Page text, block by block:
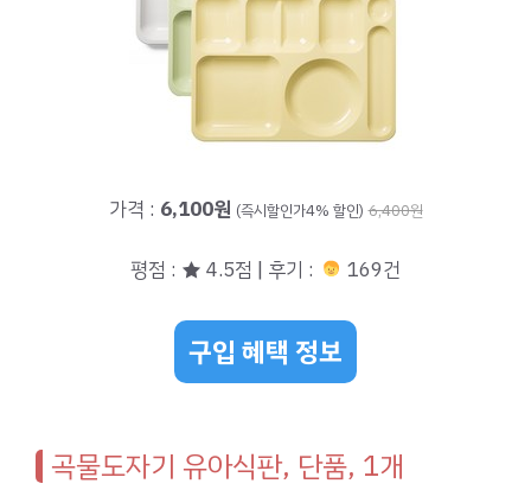
가격 : 6,100원 (즉시할인가4% 할인) 6,400원
평점 : ★ 4.5점 | 후기 : 169건
구입 혜택 정보
곡물도자기 유아식판, 단품, 1개